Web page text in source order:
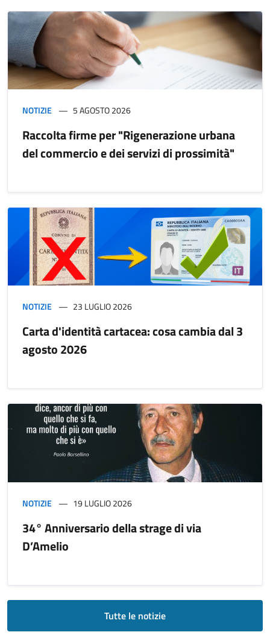
NOTIZIE 5 AGOSTO 2026
Raccolta firme per "Rigenerazione urbana
del commercio e dei servizi di prossimità"
NOTIZIE 23 LUGLIO 2026
Carta d'identità cartacea: cosa cambia dal 3
agosto 2026
NOTIZIE 19 LUGLIO 2026
34° Anniversario della strage di via
D’Amelio
Tutte le notizie